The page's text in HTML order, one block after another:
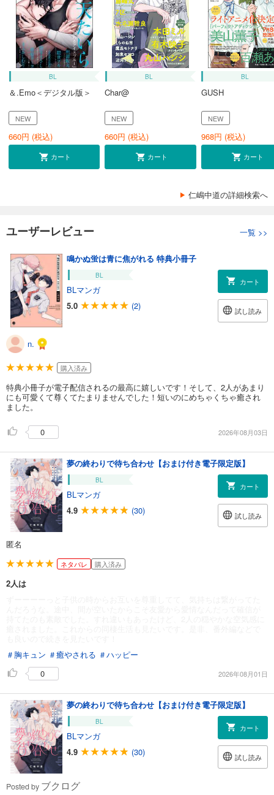
BL
＆.Emo＜デジタル版＞
NEW
660円 (税込)
カート
BL
Char@
NEW
660円 (税込)
カート
BL
GUSH
NEW
968円 (税込)
カート
仁嶋中道の詳細検索へ
ユーザーレビュー 一覧 >>
鳴かぬ蛍は青に焦がれる 特典小冊子
BL
BLマンガ
5.0
(2)
カート
試し読み
n.
購入済み
特典小冊子が電子配信されるの最高に嬉しいです！そして、2人があまり
にも可愛くて尊くてたまりませんでした！短いのにめちゃくちゃ癒され
ました。
0 2026年08月03日
夢の終わりで待ち合わせ【おまけ付き電子限定版】
BL
BLマンガ
4.9
(30)
カート
試し読み
匿名
ネタバレ 購入済み
2人は
＃胸キュン ＃癒やされる ＃ハッピー
0
2026年08月01日
夢の終わりで待ち合わせ【おまけ付き電子限定版】
BL
BLマンガ
4.9
(30)
カート
試し読み
Posted by ブクログ